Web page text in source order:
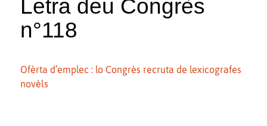
Letra deu Congrès
n°118
Ofèrta d’emplec : lo Congrès recruta de lexicografes
novèls